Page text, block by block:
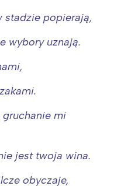
stadzie popierają,
wybory uznają.
gruchanie mi
jest twoja wina.
obyczaje,